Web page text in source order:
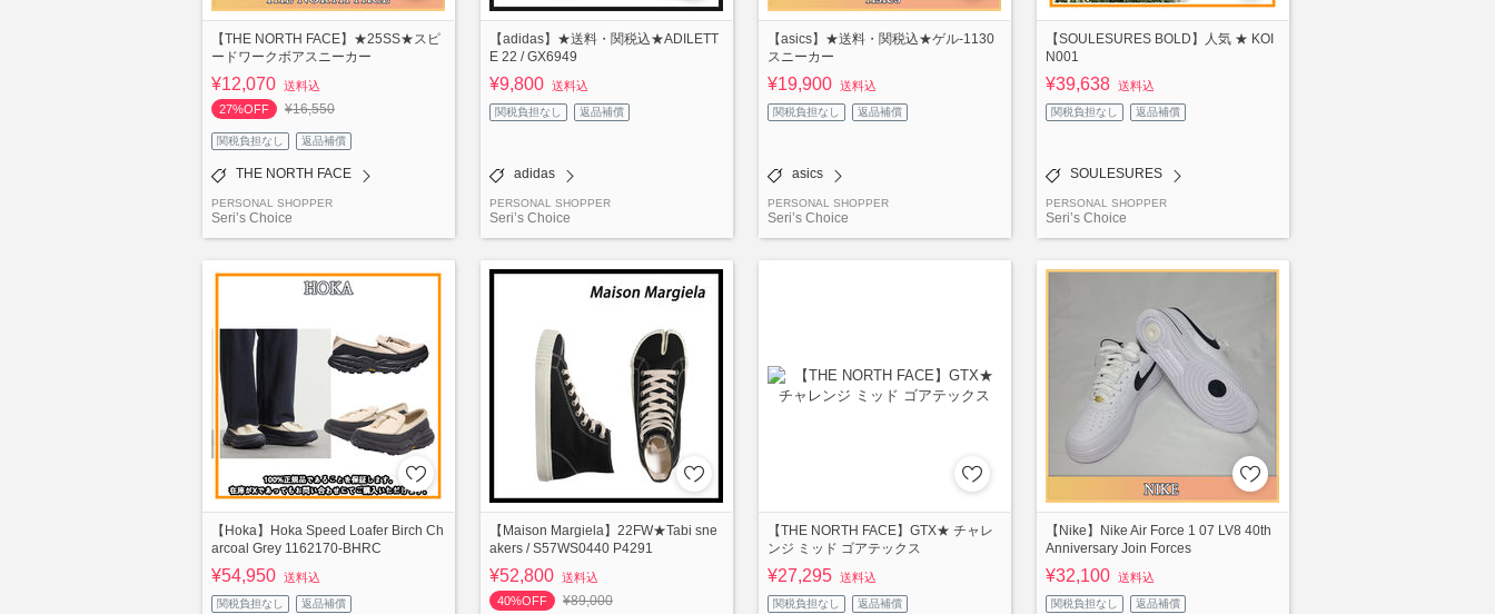
【THE NORTH FACE】★25SS★スピ
ードワークボアスニーカー
¥12,070 送料込
27%OFF
¥16,550
関税負担なし 返品補償
THE NORTH FACE
PERSONAL SHOPPER
Seri’s Choice
【adidas】★送料・関税込★ADILETT
E 22 / GX6949
¥9,800 送料込
関税負担なし 返品補償
adidas
PERSONAL SHOPPER
Seri’s Choice
【asics】★送料・関税込★ゲル-1130
スニーカー
¥19,900 送料込
関税負担なし 返品補償
asics
PERSONAL SHOPPER
Seri’s Choice
【SOULESURES BOLD】人気 ★ KOI
N001
¥39,638 送料込
関税負担なし 返品補償
SOULESURES
PERSONAL SHOPPER
Seri’s Choice
【Hoka】Hoka Speed Loafer Birch Ch
arcoal Grey 1162170-BHRC
¥54,950 送料込
関税負担なし 返品補償
【Maison Margiela】22FW★Tabi sne
akers / S57WS0440 P4291
¥52,800 送料込
40%OFF
¥89,000
【THE NORTH FACE】GTX★ チャレ
ンジ ミッド ゴアテックス
¥27,295 送料込
関税負担なし 返品補償
【Nike】Nike Air Force 1 07 LV8 40th
Anniversary Join Forces
¥32,100 送料込
関税負担なし 返品補償